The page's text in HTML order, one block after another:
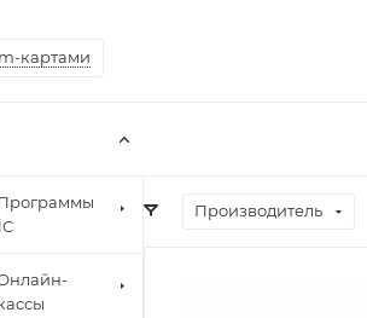
картами
Производитель